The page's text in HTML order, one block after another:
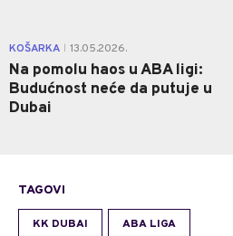
KOŠARKA 13.05.2026.
Na pomolu haos u ABA ligi:
Budućnost neće da putuje u
Dubai
TAGOVI
KK DUBAI ABA LIGA